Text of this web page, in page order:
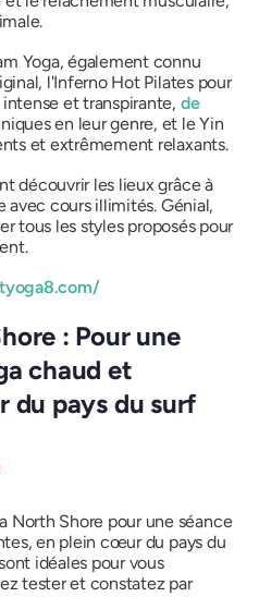
Yoga, également connu
l'Inferno Hot Pilates pour
et transpirante, de
en leur genre, et le Yin
et extrêmement relaxants.
découvrir les lieux grâce à
avec cours illimités. Génial,
tous les styles proposés pour
: Pour une
chaud et
du pays du surf
North Shore pour une séance
en plein cœur du pays du
idéales pour vous
tester et constatez par